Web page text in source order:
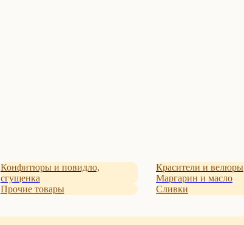
Конфитюры и повидло,
сгущенка
Красители и велюры
Маргарин и масло
Прочие товары
Сливки